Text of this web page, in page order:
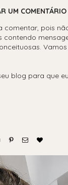
UM COMENTÁRIO
comentar, pois
blog para que